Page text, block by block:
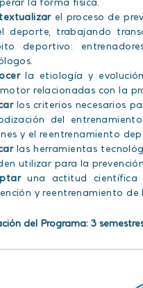
el proceso de
deporte, trabajando
deportivo:
la etiología y
relacionadas con la
los criterios necesarios
del
y el reentrenamiento
las herramientas
utilizar para la
una actitud
y reentrenamiento de
del Programa: 3